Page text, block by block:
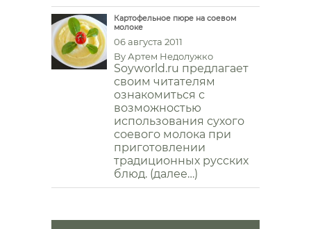
Картофельное пюре на соевом
молоке
06 августа 2011
By Артем Недолужко
Soyworld.ru предлагает
своим читателям
ознакомиться с
возможностью
использования сухого
соевого молока при
приготовлении
традиционных русских
блюд. (далее…)